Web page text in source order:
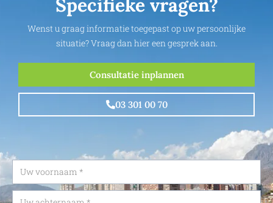
Specifieke vragen?
Wenst u graag informatie toegepast op uw persoonlijke
situatie? Vraag dan hier een gesprek aan.
Consultatie inplannen
03 301 00 70